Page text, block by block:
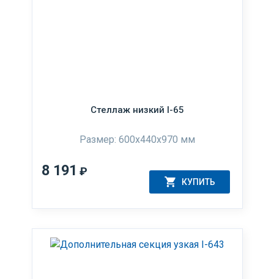
Стеллаж низкий I-65
Размер: 600x440x970 мм
8 191 ₽
КУПИТЬ